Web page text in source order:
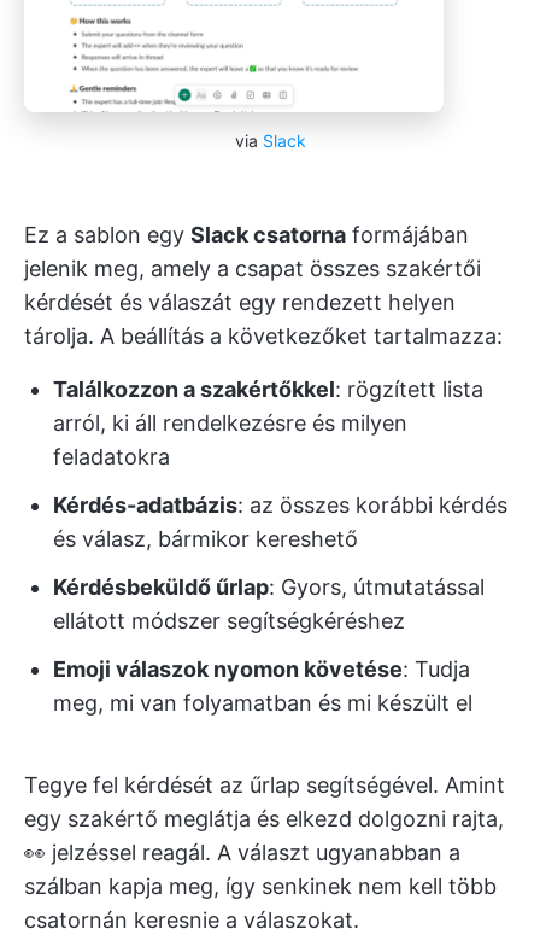
via Slack
Ez a sablon egy Slack csatorna formájában
jelenik meg, amely a csapat összes szakértői
kérdését és válaszát egy rendezett helyen
tárolja. A beállítás a következőket tartalmazza:
Találkozzon a szakértőkkel: rögzített lista
arról, ki áll rendelkezésre és milyen
feladatokra
Kérdés-adatbázis: az összes korábbi kérdés
és válasz, bármikor kereshető
Kérdésbeküldő űrlap: Gyors, útmutatással
ellátott módszer segítségkéréshez
Emoji válaszok nyomon követése: Tudja
meg, mi van folyamatban és mi készült el
Tegye fel kérdését az űrlap segítségével. Amint
egy szakértő meglátja és elkezd dolgozni rajta,
👀 jelzéssel reagál. A választ ugyanabban a
szálban kapja meg, így senkinek nem kell több
csatornán keresnie a válaszokat.